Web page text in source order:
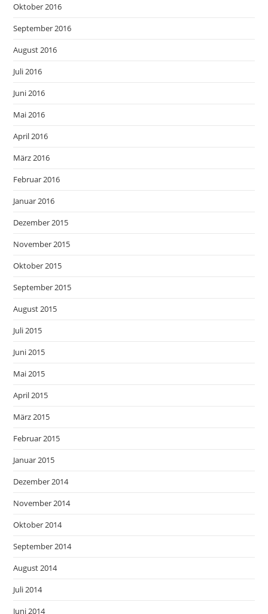
Oktober 2016
September 2016
August 2016
Juli 2016
Juni 2016
Mai 2016
April 2016
März 2016
Februar 2016
Januar 2016
Dezember 2015
November 2015
Oktober 2015
September 2015
August 2015
Juli 2015
Juni 2015
Mai 2015
April 2015
März 2015
Februar 2015
Januar 2015
Dezember 2014
November 2014
Oktober 2014
September 2014
August 2014
Juli 2014
Juni 2014